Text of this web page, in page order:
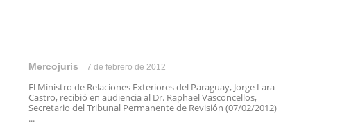
Mercojuris 7 de febrero de 2012
El Ministro de Relaciones Exteriores del Paraguay, Jorge Lara
Castro, recibió en audiencia al Dr. Raphael Vasconcellos,
Secretario del Tribunal Permanente de Revisión (07/02/2012)
...